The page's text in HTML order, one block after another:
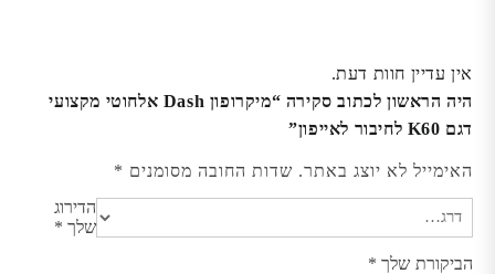
אין עדיין חוות דעת.
היה הראשון לכתוב סקירה “מיקרופון Dash אלחוטי מקצועי
דגם K60 לחיבור לאייפון”
האימייל לא יוצג באתר. שדות החובה מסומנים *
הדירוג
שלך *
הביקורת שלך *